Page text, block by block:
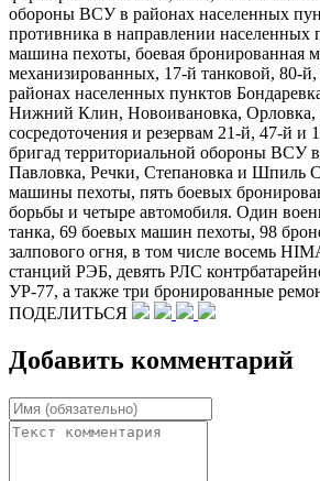
обороны ВСУ в районах населенных
противника в направлении
машина пехоты, боевая бронированная
механизированных, 17-й танковой, 80-
районах населенных пунктов
Нижний Клин, Новоивановка, Орловка,
сосредоточения и резервам 21-й, 47-й
бригад территориальной обороны ВСУ
Павловка, Речки, Степановка и Шпиль
машины пехоты, пять боевых
борьбы и четыре автомобиля. Один
танка, 69 боевых машин пехоты, 98
залпового огня, в том числе восемь
станций РЭБ, девять РЛС
УР-77, а также три бронированные
ПОДЕЛИТЬСЯ
Добавить комментарий